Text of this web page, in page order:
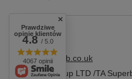
shop@superbhb.co.uk
Fab Trade Group LTD /TA
Prawdziwe
opinie klientów
4.8/ 5.0
4067 opinii